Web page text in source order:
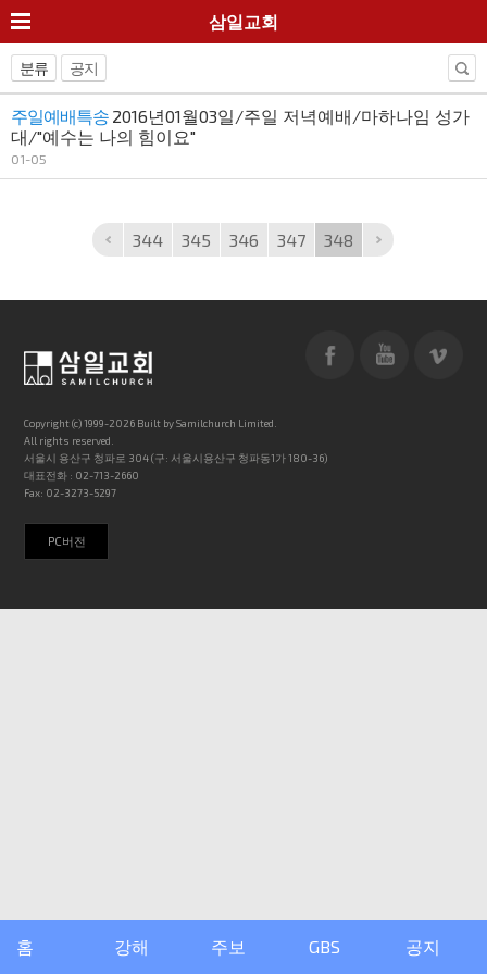
삼일교회
분류 공지
주일예배특송 2016년01월03일/주일 저녁예배/마하나임 성가
대/"예수는 나의 힘이요"
01-05
344 345 346 347 348
홈 강해 주보 GBS 공지
Copyright (c) 1999-2026 Built by Samilchurch Limited.
All rights reserved.
서울시 용산구 청파로 304 (구: 서울시용산구 청파동1가 180-36)
대표전화 : 02-713-2660
Fax: 02-3273-5297
PC버전